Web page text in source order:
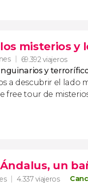
misterios y
69.392 viajeros
y
a descubrir el lado
free tour de
un
4.337 viajeros